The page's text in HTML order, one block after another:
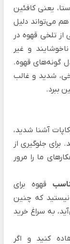
یعنی کافئین
می‌تواند دلیل
از تلخی قهوه در
و غیر
گونه‌های قهوه.
شدید و غالب
ببرد.
آشنا شدید،
جلوگیری از
ما را مرور
قهوه برای
که چنین
به سراغ خرید
کنید و اگر